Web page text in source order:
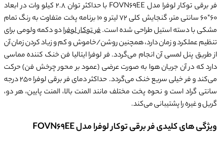
فر برقی توکار لوفرا مدل FOVN69EE با حداکثر توان 2.8 کیلو وات در ابعاد
60*60 سانتی متر، گنجایش کلی 72 لیتر و 10 برنامه پخت متفاوت به رنگ تمام
مشکی با دسته استیل طراحی شده است.فر توکار لوفرادو دکمه ولومی برای
تنظیم عملکرد و زمان دارد، همچنین روشن/خاموش و کم و زیاد کردن زمان آن
از طریق پنل لمسی آن انجام می‌گردد. فر لوفرا ایتالیا فن خنک کننده مماسی
دارد که در آن جریان هوا به صورت عرضی (عمود بر محور چرخش فن) حرکت
می‌کند و فر خیلی سریع خنک می‌گردد. حداکثر دمای فر برقی لوفرا 250 درجه
سانتی گراد است و نحوه پخت مختلف مانند المنت بالا، المنت پایین، هر دو،
گریل و غیره را پشتیبانی می‌کند.
ویژگی های کلیدی فر برقی توکار لوفرا مدل FOVN69EE